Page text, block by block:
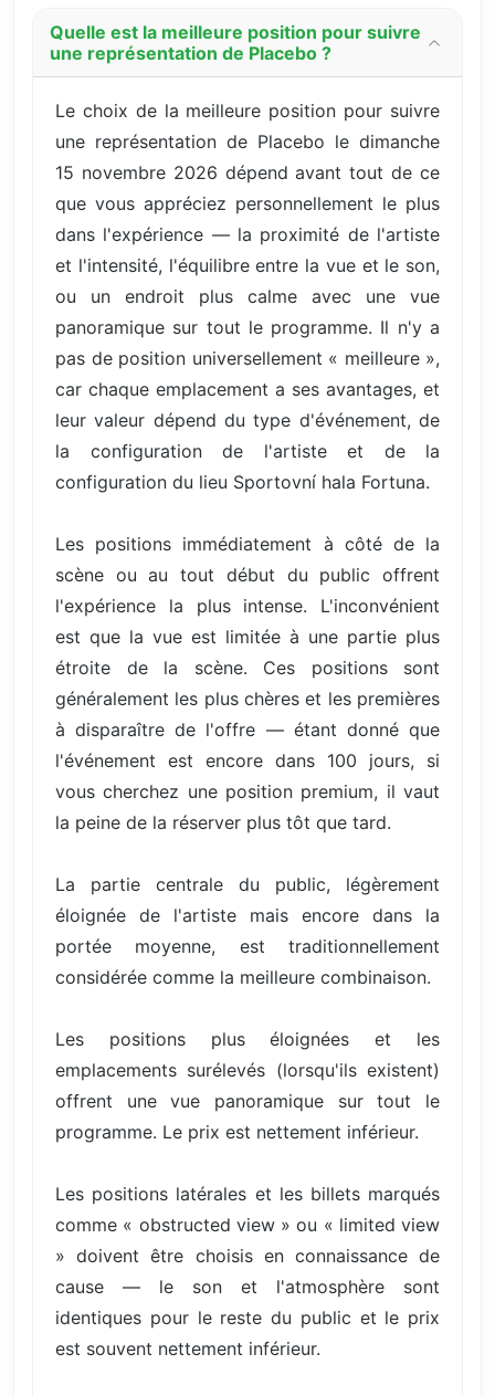
Quelle est la meilleure position pour suivre
une représentation de Placebo ?
Le choix de la meilleure position pour suivre
une représentation de Placebo le dimanche
15 novembre 2026 dépend avant tout de ce
que vous appréciez personnellement le plus
dans l'expérience — la proximité de l'artiste
et l'intensité, l'équilibre entre la vue et le son,
ou un endroit plus calme avec une vue
panoramique sur tout le programme. Il n'y a
pas de position universellement « meilleure »,
car chaque emplacement a ses avantages, et
leur valeur dépend du type d'événement, de
la configuration de l'artiste et de la
configuration du lieu Sportovní hala Fortuna.
Les positions immédiatement à côté de la
scène ou au tout début du public offrent
l'expérience la plus intense. L'inconvénient
est que la vue est limitée à une partie plus
étroite de la scène. Ces positions sont
généralement les plus chères et les premières
à disparaître de l'offre — étant donné que
l'événement est encore dans 100 jours, si
vous cherchez une position premium, il vaut
la peine de la réserver plus tôt que tard.
La partie centrale du public, légèrement
éloignée de l'artiste mais encore dans la
portée moyenne, est traditionnellement
considérée comme la meilleure combinaison.
Les positions plus éloignées et les
emplacements surélevés (lorsqu'ils existent)
offrent une vue panoramique sur tout le
programme. Le prix est nettement inférieur.
Les positions latérales et les billets marqués
comme « obstructed view » ou « limited view
» doivent être choisis en connaissance de
cause — le son et l'atmosphère sont
identiques pour le reste du public et le prix
est souvent nettement inférieur.